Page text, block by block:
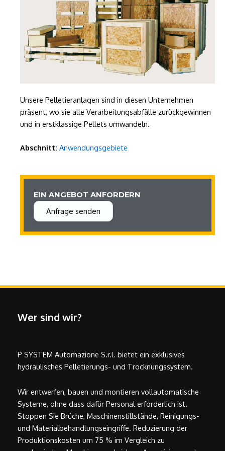
Unsere Pelletieranlagen sind in diesen Unternehmen
präsent, wo sie alle Verarbeitungsabfälle zurückgewinnen
und in erstklassige Pellets umwandeln.
Abschnitt: Anwendungsgebiete
EIN ANGEBOT ANFORDERN
Anfrage senden
Wer sind wir?
P SYSTEM Automazione S.r.l. bietet ein exklusives
hydraulisches Pelletierungs- und Trocknungssystem.
Wir entwerfen, bauen und montieren vollautomatische
Systeme, ohne dass dafür Personal erforderlich ist.
Stoppen Sie Brüche, Maschinenstillstände, Reinigungs-
und Materialbehandlungseingriffe. Reduzierung der
Produktionskosten um 75 % im Vergleich zu